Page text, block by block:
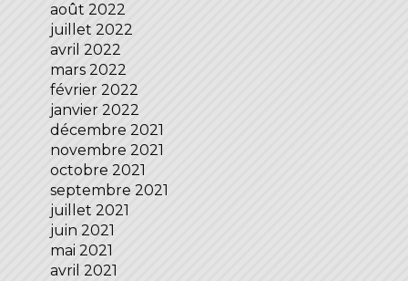
août 2022
juillet 2022
avril 2022
mars 2022
février 2022
janvier 2022
décembre 2021
novembre 2021
octobre 2021
septembre 2021
juillet 2021
juin 2021
mai 2021
avril 2021